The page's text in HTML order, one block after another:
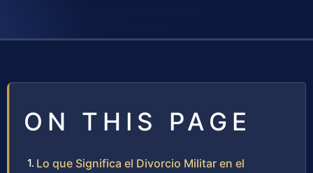
ON THIS PAGE
Lo que Significa el Divorcio Militar en el